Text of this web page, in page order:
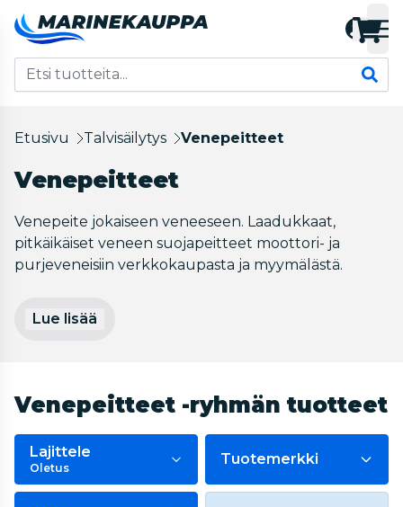
Etusivu Talvisäilytys Venepeitteet
Venepeitteet
Venepeite jokaiseen veneeseen. Laadukkaat,
pitkäikäiset veneen suojapeitteet moottori- ja
purjeveneisiin verkkokaupasta ja myymälästä.
Lue lisää
Venepeitteet -ryhmän tuotteet
Lajittele
Oletus
Tuotemerkki